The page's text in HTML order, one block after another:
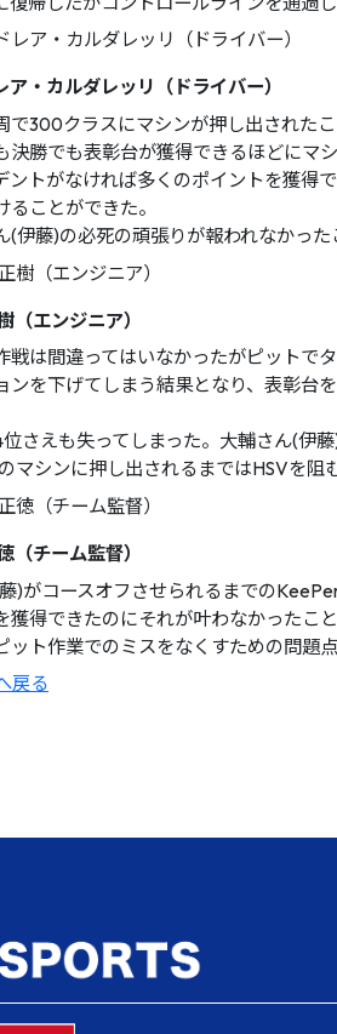
ア・カルダレッリ（ドライバー）
で300クラスにマシンが押し出されたこ
決勝でも表彰台が獲得できるほどにマ
ントがなければ多くのポイントを獲得
ることができた。
(伊藤)の必死の頑張りが報われなかっ
（エンジニア）
戦は間違ってはいなかったがピットで
ンを下げてしまう結果となり、表彰台
さえも失ってしまった。大輔さん(伊
マシンに押し出されるまではHSVを阻
（チーム監督）
)がコースオフさせられるまでの
獲得できたのにそれが叶わなかったこ
ット作業でのミスをなくすための問題